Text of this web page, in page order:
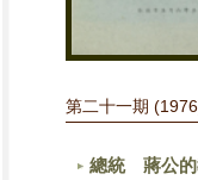
第二十一期
總統 蔣公的